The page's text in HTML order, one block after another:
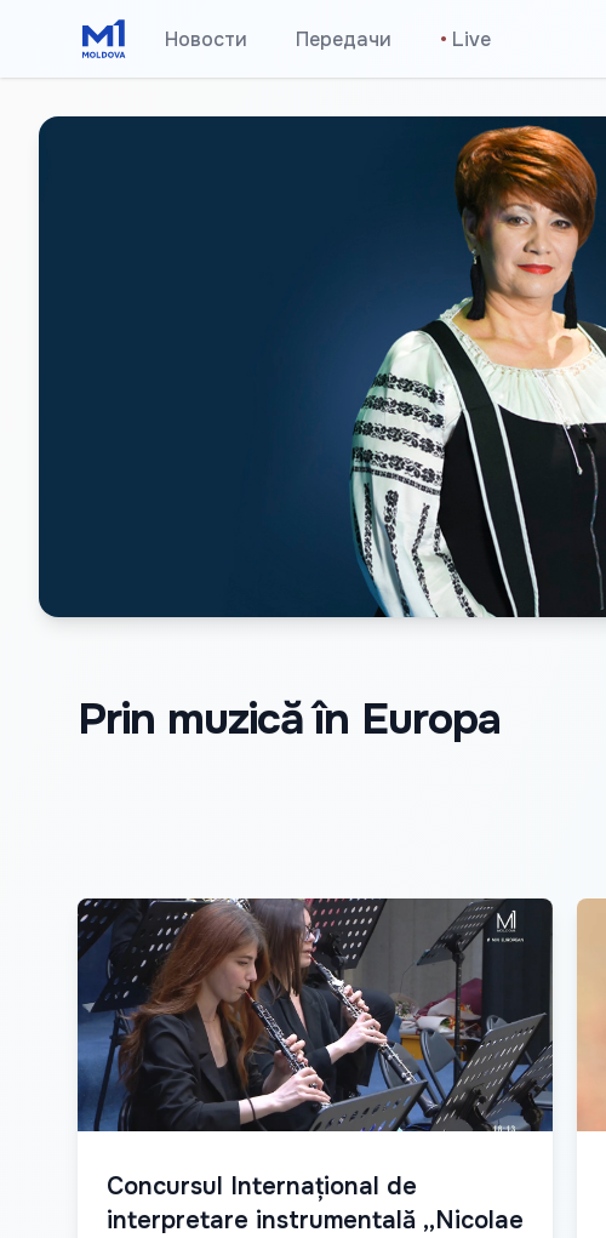
Новости Передачи • Live
Prin muzică în Europa
Concursul Internațional de
interpretare instrumentală ,,Nicolae